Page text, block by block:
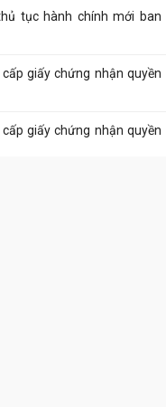
đạo UBND phường Lê Ích
Lê Ích Mộc(Từ 29/6
tục hành chính mới ban